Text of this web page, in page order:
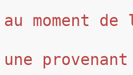
au moment
une